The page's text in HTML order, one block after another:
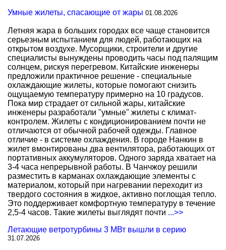
Умные жилеты, спасающие от жары 01.08.2026
Летняя жара в больших городах все чаще становится
серьезным испытанием для людей, работающих на
открытом воздухе. Мусорщики, строители и другие
специалисты вынуждены проводить часы под палящим
солнцем, рискуя перегревом. Китайские инженеры
предложили практичное решение - специальные
охлаждающие жилеты, которые помогают снизить
ощущаемую температуру примерно на 10 градусов.
Пока мир страдает от сильной жары, китайские
инженеры разработали "умные" жилеты с климат-
контролем. Жилеты с кондиционированием почти не
отличаются от обычной рабочей одежды. Главное
отличие - в системе охлаждения. В городе Нанкин в
жилет вмонтированы два вентилятора, работающих от
портативных аккумуляторов. Одного заряда хватает на
3-4 часа непрерывной работы. В Чанчжоу решили
разместить в карманах охлаждающие элементы с
материалом, который при нагревании переходит из
твердого состояния в жидкое, активно поглощая тепло.
Это поддерживает комфортную температуру в течение
2,5-4 часов. Такие жилеты выглядят почти ...>>
Летающие ветротурбины 3 МВт вышли в серию
31.07.2026